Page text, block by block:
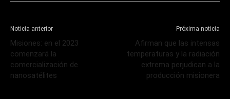
Noticia anterior
Misiones: en el 2023
comenzará la
comercialización de
nanosatélites
Próxima noticia
Afirman que las intensas
temperaturas y la radiación
extrema perjudican a la
producción misionera